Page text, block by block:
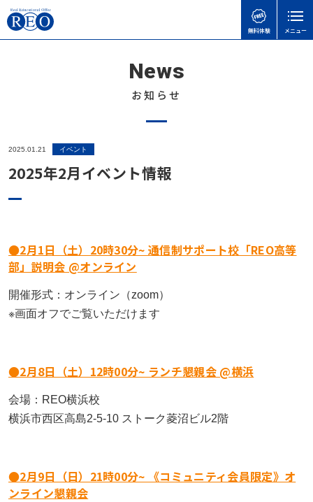
無料体験 メニュー
サポート内容
本人向け
会社概要
無料体験
プライバシーポリシー
特定商取引法に基づく表記
お知らせ
イベント
News
お知らせ
2025.01.21 イベント
2025年2月イベント情報
●2月1日（土）20時30分~ 通信制サポート校「REO高等
部」説明会 @オンライン
開催形式：オンライン（zoom）
※画面オフでご覧いただけます
●2月8日（土）12時00分~ ランチ懇親会 @横浜
会場：REO横浜校
横浜市西区高島2-5-10 ストーク菱沼ビル2階
●2月9日（日）21時00分~ 《コミュニティ会員限定》オ
ンライン懇親会
子どもの接し方で
検 索
言い過ぎた後に親ができること
子どもの不登校を前向きに｜休むことの意味と親が
できる支え方
不登校の子どもが学校に行きたくなる魔法の言葉
「なぜ」の位置を変えると、不登校の見え方が変わ
る
話をしなくても大丈夫
学習面・進路面で
検 索
える学校の特徴を解説
変更点と不登校生への影響をわかりやすく解説
高卒認定の物理基礎が不安な方へ｜出題範囲と勉強
の進め方
【千葉県版】不登校からの高校受験ガイド｜令和8
横浜の学びの多様化学校「横浜きりん学園」とは？
不登校の子どもの新しい学びの場
親御さんのお悩みで
検 索
不登校のこどもの味方！自治体ごとの教育支援セン
天才には不登校経験者が多い！不登校の先にある、
それぞれの才能
立派な親でなくていい｜不登校の子どもを持つ親が
不登校支援の基盤「教育機会確保法」ってどんな法
子どもの不登校を前向きに｜休むことの意味と親が
できる支え方